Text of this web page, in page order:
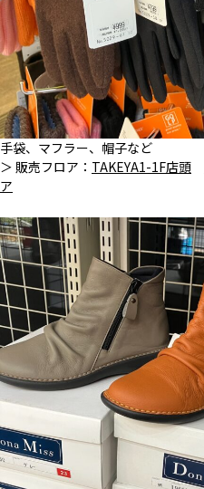
手袋、マフラー、帽子など
＞ 販売フロア： TAKEYA1-1F店頭
ア